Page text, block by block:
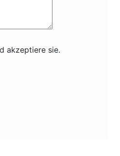
akzeptiere sie.